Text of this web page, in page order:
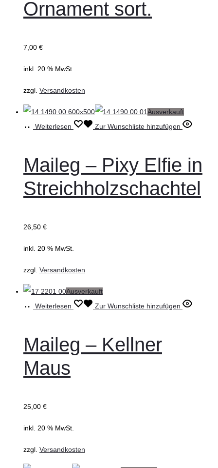
Ornament sort.
7,00 €
inkl. 20 % MwSt.
zzgl. Versandkosten
Ausverkauft
Weiterlesen
Zur Wunschliste hinzufügen
Maileg – Pixy Elfie in
Streichholzschachtel
26,50 €
inkl. 20 % MwSt.
zzgl. Versandkosten
Ausverkauft
Weiterlesen
Zur Wunschliste hinzufügen
Maileg – Kellner
Maus
25,00 €
inkl. 20 % MwSt.
zzgl. Versandkosten